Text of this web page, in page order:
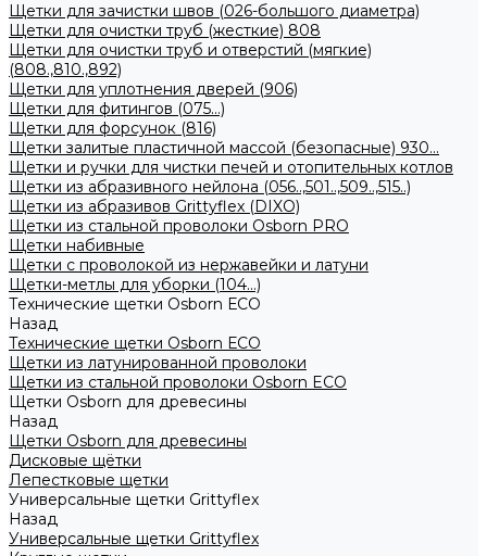
Щетки для зачистки швов (026-большого диаметра)
Щетки для очистки труб (жесткие) 808
Щетки для очистки труб и отверстий (мягкие)
(808.,810.,892)
Щетки для уплотнения дверей (906)
Щетки для фитингов (075...)
Щетки для форсунок (816)
Щетки залитые пластичной массой (безопасные) 930...
Щетки и ручки для чистки печей и отопительных котлов
Щетки из абразивного нейлона (056..,501..,509..,515..)
Щетки из абразивов Grittyflex (DIXO)
Щетки из стальной проволоки Osborn PRO
Щетки набивные
Щетки с проволокой из нержавейки и латуни
Щетки-метлы для уборки (104...)
Технические щетки Osborn ЕСО
Назад
Технические щетки Osborn ЕСО
Щетки из латунированной проволоки
Щетки из стальной проволоки Osborn ECO
Щетки Osborn для древесины
Назад
Щетки Osborn для древесины
Дисковые щётки
Лепестковые щетки
Универсальные щетки Grittyflex
Назад
Универсальные щетки Grittyflex